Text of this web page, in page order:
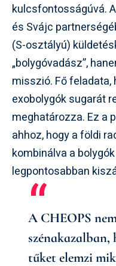
kulcsfontosságúvá.
és Svájc
(S-osztályú)
„bolygóvadász”,
misszió. Fő
exobolygók sugarát
meghatározza. Ez a
ahhoz, hogy a földi
kombinálva a
legpontosabban
A CHEOPS
tűket elemzi